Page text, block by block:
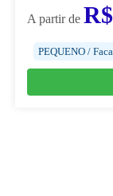
A partir de R$
PEQUENO / Faca